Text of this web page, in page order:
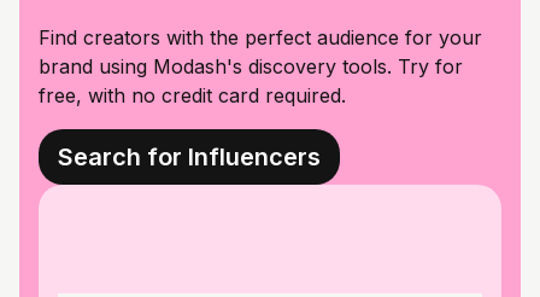
Find creators with the perfect audience for your
brand using Modash's discovery tools. Try for
free, with no credit card required.
Search for Influencers